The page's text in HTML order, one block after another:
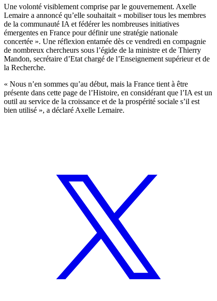
Une volonté visiblement comprise par le gouvernement. Axelle
Lemaire a annoncé qu’elle souhaitait « mobiliser tous les membres
de la communauté IA et fédérer les nombreuses initiatives
émergentes en France pour définir une stratégie nationale
concertée ». Une réflexion entamée dès ce vendredi en compagnie
de nombreux chercheurs sous l’égide de la ministre et de Thierry
Mandon, secrétaire d’Etat chargé de l’Enseignement supérieur et de
la Recherche.
« Nous n’en sommes qu’au début, mais la France tient à être
présente dans cette page de l’Histoire, en considérant que l’IA est un
outil au service de la croissance et de la prospérité sociale s’il est
bien utilisé », a déclaré Axelle Lemaire.